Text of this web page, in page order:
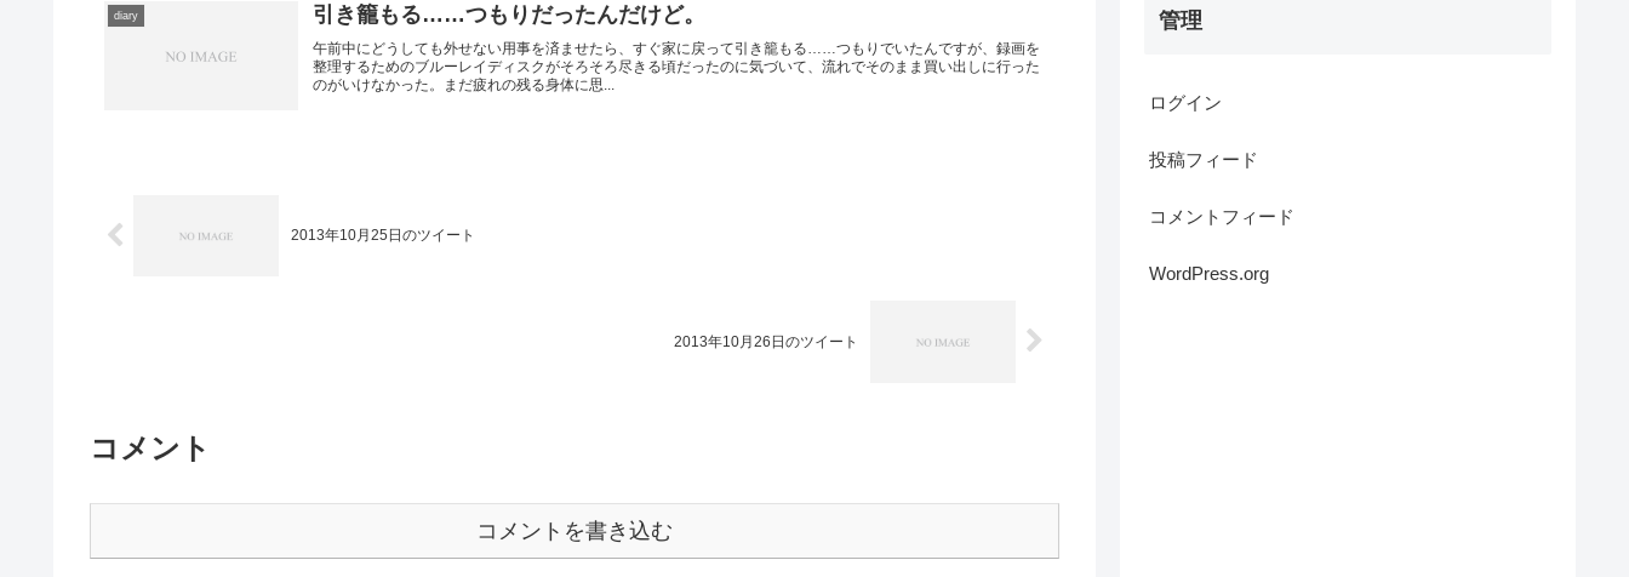
diary 引き籠もる……つもりだったんだけど。
午前中にどうしても外せない用事を済ませたら、すぐ家に戻って引き籠もる……つもりでいたんですが、録画を
整理するためのブルーレイディスクがそろそろ尽きる頃だったのに気づいて、流れでそのまま買い出しに行った
のがいけなかった。まだ疲れの残る身体に思...
2013年10月25日のツイート
2013年10月26日のツイート
コメント
コメントを書き込む
管理
ログイン
投稿フィード
コメントフィード
WordPress.org